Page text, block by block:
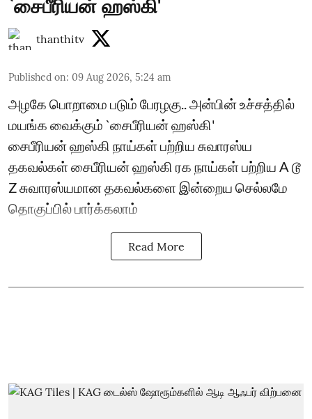
`சைபீரியன் ஹஸ்கி'
thanthitv
Published on: 09 Aug 2026, 5:24 am
அழகே பொறாமை படும் பேரழகு.. அன்பின் உச்சத்தில்
மயங்க வைக்கும் `சைபீரியன் ஹஸ்கி'
சைபீரியன் ஹஸ்கி நாய்கள் பற்றிய சுவாரஸ்ய
தகவல்கள் சைபீரியன் ஹஸ்கி ரக நாய்கள் பற்றிய A டூ
Z சுவாரஸ்யமான தகவல்களை இன்றைய செல்லமே
தொகுப்பில் பார்க்கலாம்
Read More